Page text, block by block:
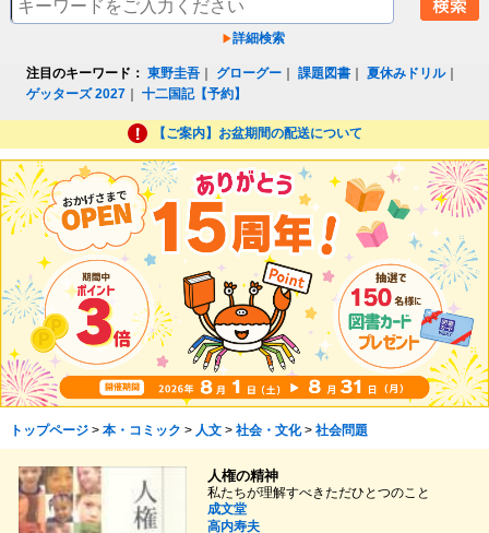
詳細検索
注目のキーワード： 東野圭吾 グローグー ｜課題図書 ｜夏休みドリル｜
ゲッターズ 2027 ｜十二国記【予約】
【ご案内】お盆期間の配送について
トップページ> 本・コミック > 人文> 社会・文化> 社会問題
人権の精神
私たちが理解すべきただひとつのこと
成文堂
高内寿夫